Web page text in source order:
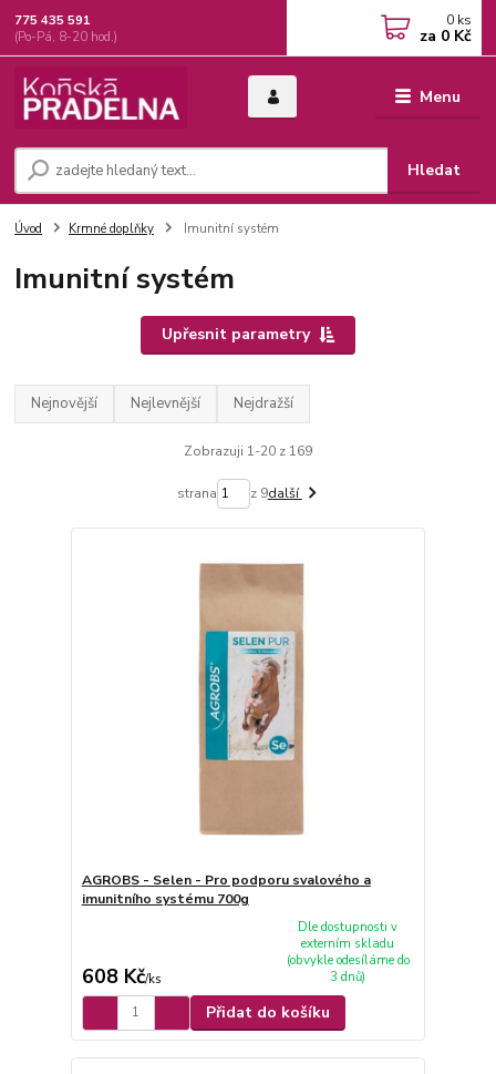
Menu
Hledat
775 435 591
(Po-Pá, 8-20 hod.)
0 ks
za 0 Kč
Úvod Krmné doplňky Imunitní systém
Imunitní systém
Upřesnit parametry
Nejnovější Nejlevnější Nejdražší
Zobrazuji 1-20 z 169
strana z 9další
AGROBS - Selen - Pro podporu svalového a
imunitního systému 700g
608 Kč/ks
Dle dostupnosti v
externím skladu
(obvykle odesíláme do
3 dnů)
Přidat do košíku